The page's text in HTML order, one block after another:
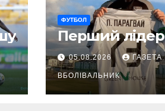
ФУТБОЛ
Перший лідер
05.08.2026 ГАЗЕТА
ВБОЛІВАЛЬНИК